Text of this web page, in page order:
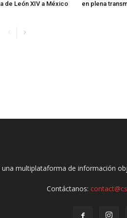
de León XIV a México
en plena
una multiplataforma de información
Contáctanos: